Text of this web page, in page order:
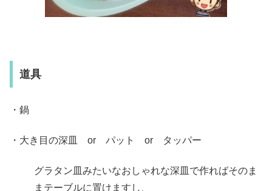
道具
・鍋
・大き目の深皿 or パット or タッパー
グラタン皿みたいなおしゃれな深皿で作ればそのま
まテーブルに置けますし、